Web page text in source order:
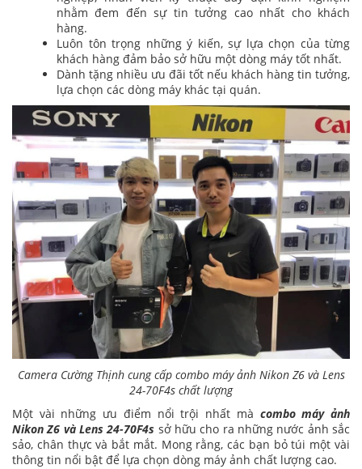
nhằm đem đến sự tin tưởng cao nhất cho khách
hàng.
Luôn tôn trọng những ý kiến, sự lựa chọn của từng
khách hàng đảm bảo sở hữu một dòng máy tốt nhất.
Dành tặng nhiều ưu đãi tốt nếu khách hàng tin tưởng,
lựa chọn các dòng máy khác tại quán.
Camera Cường Thịnh cung cấp combo máy ảnh Nikon Z6 và Lens
24-70F4s chất lượng
Một vài những ưu điểm nổi trội nhất mà combo máy ảnh
Nikon Z6 và Lens 24-70F4s sở hữu cho ra những nước ảnh sắc
sảo, chân thực và bắt mắt. Mong rằng, các bạn bỏ túi một vài
thông tin nổi bật để lựa chọn dòng máy ảnh chất lượng cao.